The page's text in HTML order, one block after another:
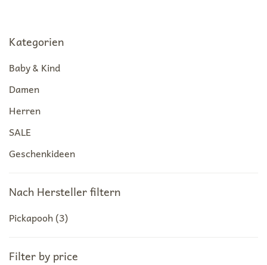
Kategorien
Baby & Kind
Damen
Herren
SALE
Geschenkideen
Nach Hersteller filtern
Pickapooh(3)
Filter by price